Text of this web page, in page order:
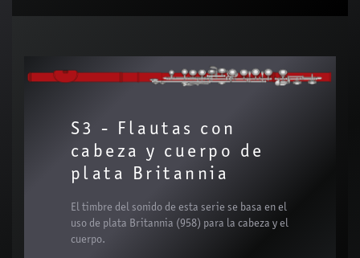
S3 - Flautas con
cabeza y cuerpo de
plata Britannia
El timbre del sonido de esta serie se basa en el
uso de plata Britannia (958) para la cabeza y el
cuerpo.